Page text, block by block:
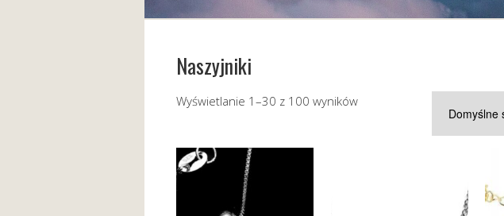
Naszyjniki
Wyświetlanie 1–30 z 100 wyników